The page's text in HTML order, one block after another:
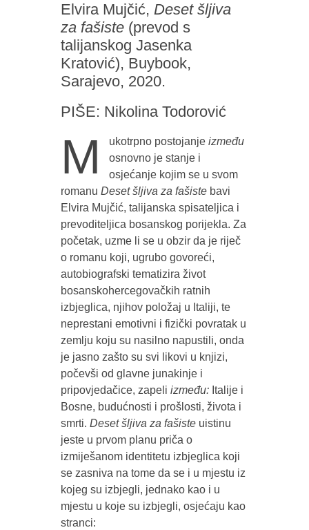
Elvira Mujčić, Deset šljiva
za fašiste(prevod s
talijanskog Jasenka
Kratović), Buybook,
Sarajevo, 2020.
PIŠE: Nikolina Todorović
M ukotrpno postojanje između
osnovno je stanje i
osjećanje kojim se u svom
romanu Deset šljiva za fašistebavi
Elvira Mujčić, talijanska spisateljica i
prevoditeljica bosanskog porijekla. Za
početak, uzme li se u obzir da je riječ
o romanu koji, ugrubo govoreći,
autobiografski tematizira život
bosanskohercegovačkih ratnih
izbjeglica, njihov položaj u Italiji, te
neprestani emotivni i fizički povratak u
zemlju koju su nasilno napustili, onda
je jasno zašto su svi likovi u knjizi,
počevši od glavne junakinje i
pripovjedačice, zapeli između: Italije i
Bosne, budućnosti i prošlosti, života i
smrti. Deset šljiva za fašiste uistinu
jeste u prvom planu priča o
izmiješanom identitetu izbjeglica koji
se zasniva na tome da se i u mjestu iz
kojeg su izbjegli, jednako kao i u
mjestu u koje su izbjegli, osjećaju kao
stranci: